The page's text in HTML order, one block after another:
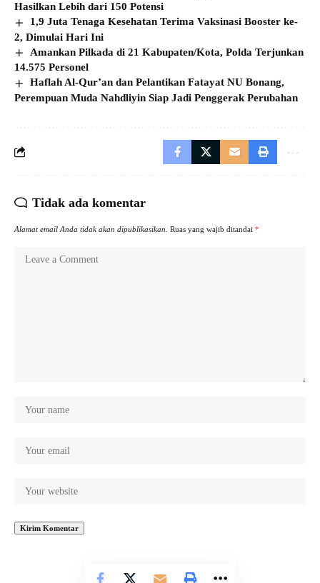
Hasilkan Lebih dari 150 Potensi
1,9 Juta Tenaga Kesehatan Terima Vaksinasi Booster ke-
2, Dimulai Hari Ini
Amankan Pilkada di 21 Kabupaten/Kota, Polda Terjunkan
14.575 Personel
Haflah Al-Qur’an dan Pelantikan Fatayat NU Bonang,
Perempuan Muda Nahdliyin Siap Jadi Penggerak Perubahan
Tidak ada komentar
Alamat email Anda tidak akan dipublikasikan. Ruas yang wajib ditandai *